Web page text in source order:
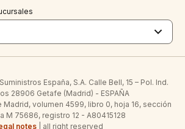
España, S.A. Calle Bell, 15 – Pol. Ind.
28906 Getafe (Madrid) - ESPAÑA
Madrid, volumen 4599, libro 0, hoja 16, sección
M 75686, registro 12 - A80415128
notes| all right reserved